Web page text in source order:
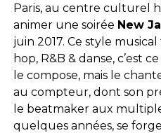
Paris, au centre culturel
animer une soirée New
juin 2017. Ce style
hop, R&B & danse, c’est
le compose, mais le
au compteur, dont son
le beatmaker aux
quelques années, se